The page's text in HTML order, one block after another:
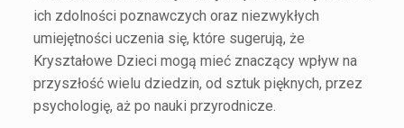
ich zdolności poznawczych oraz niezwykłych
umiejętności uczenia się, które sugerują, że
Kryształowe Dzieci mogą mieć znaczący wpływ na
przyszłość wielu dziedzin, od sztuk pięknych, przez
psychologię, aż po nauki przyrodnicze.